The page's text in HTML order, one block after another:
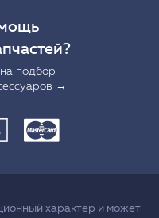
подбор
→
характер и может